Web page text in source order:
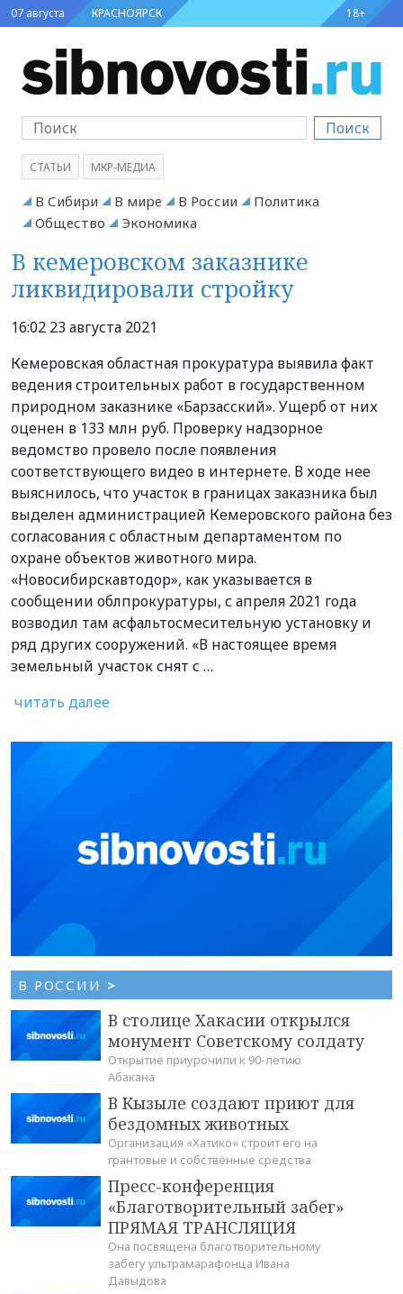
07 августа КРАСНОЯРСК 18+
Поиск
СТАТЬИ МКР-МЕДИА
В Сибири В мире В России
Политика
Общество
Экономика
В кемеровском заказнике
ликвидировали стройку
16:02 23 августа 2021
Кемеровская областная прокуратура выявила факт
ведения строительных работ в государственном
природном заказнике «Барзасский». Ущерб от них
оценен в 133 млн руб. Проверку надзорное
ведомство провело после появления
соответствующего видео в интернете. В ходе нее
выяснилось, что участок в границах заказника был
выделен администрацией Кемеровского района без
согласования с областным департаментом по
охране объектов животного мира.
«Новосибирскавтодор», как указывается в
сообщении облпрокуратуры, с апреля 2021 года
возводил там асфальтосмесительную установку и
ряд других сооружений. «В настоящее время
земельный участок снят с …
читать далее
В РОССИИ >
В столице Хакасии открылся
монумент Советскому солдату
Открытие приурочили к 90-летию
Абакана
В Кызыле создают приют для
бездомных животных
Организация «Хатико» строит его на
грантовые и собственные средства
Пресс-конференция
«Благотворительный забег»
ПРЯМАЯ ТРАНСЛЯЦИЯ
Она посвящена благотворительному
забегу ультрамарафонца Ивана
Давыдова